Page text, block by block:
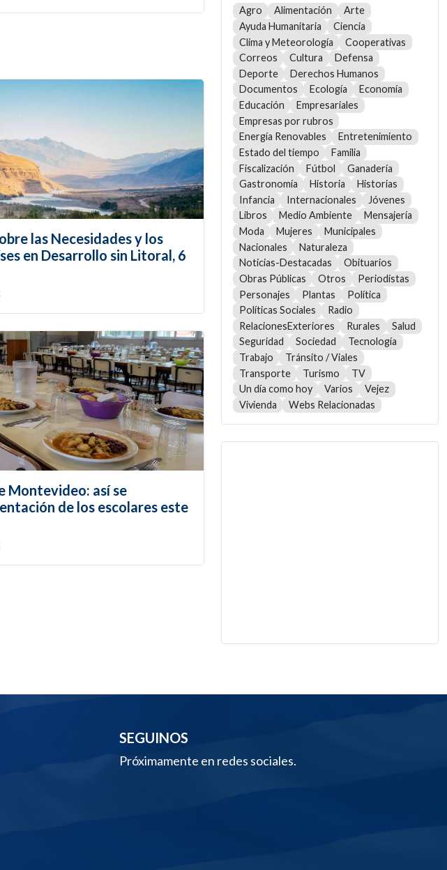
las Necesidades y los
en Desarrollo sin Litoral, 6
Montevideo: así se
de los escolares este
Agro Alimentación
Arte
Ayuda Humanitaria
Ciencia
Clima y Meteorología
Cooperativas
Correos
Cultura
Defensa
Deporte
Derechos Humanos
Documentos
Ecología
Economía
Educación
Empresariales
Empresas por rubros
Energía Renovables
Entretenimiento
Estado del tiempo
Familia
Fiscalización
Fútbol
Ganadería
Gastronomía
Historia
Historias
Infancia
Internacionales
Jóvenes
Libros
Medio Ambiente
Mensajería
Moda
Mujeres
Municipales
Nacionales
Naturaleza
Noticias-Destacadas
Obituarios
Obras Públicas
Otros
Periodistas
Personajes
Plantas
Política
Políticas Sociales
Radio
RelacionesExteriores
Rurales
Salud
Seguridad
Sociedad
Tecnología
Trabajo
Tránsito / Viales
Transporte
Turismo
TV
Un día como hoy
Varios
Vejez
Vivienda
Webs Relacionadas
SEGUINOS
Próximamente en redes sociales.